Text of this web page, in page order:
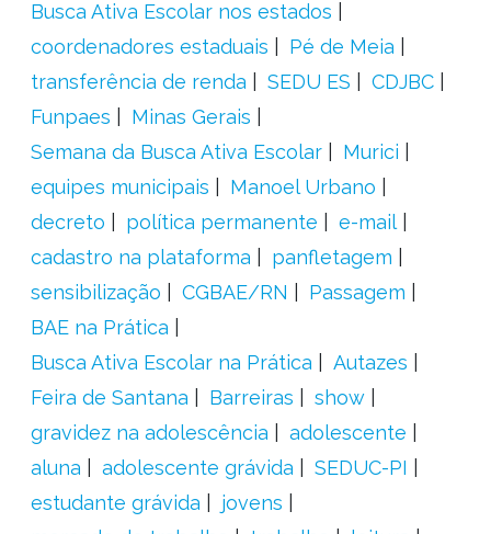
Busca Ativa Escolar nos estados
coordenadores estaduais
Pé de Meia
transferência de renda
SEDU ES
CDJBC
Funpaes
Minas Gerais
Semana da Busca Ativa Escolar
Murici
equipes municipais
Manoel Urbano
decreto
política permanente
e-mail
cadastro na plataforma
panfletagem
sensibilização
CGBAE/RN
Passagem
BAE na Prática
Busca Ativa Escolar na Prática
Autazes
Feira de Santana
Barreiras
show
gravidez na adolescência
adolescente
aluna
adolescente grávida
SEDUC-PI
estudante grávida
jovens